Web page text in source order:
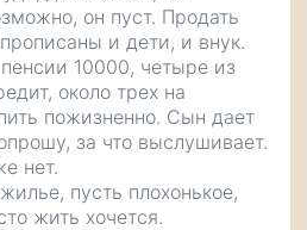
он пуст. Продать
и дети, и внук.
10000, четыре из
около трех на
пожизненно. Сын дает
за что выслушивает.
нет.
пусть плохонькое,
жить хочется.